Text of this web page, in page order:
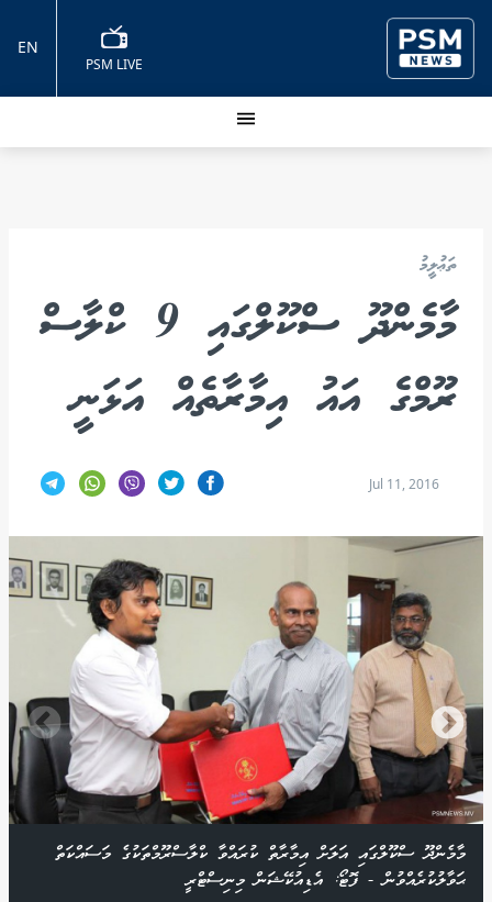
PSM LIVE
EN
ތަޢުލީމު
މާމެންދޫ ސްކޫލްގައި 9 ކްލާސް
ރޫމްގެ އައު އިމާރާތެއް އަޅަނީ
Jul 11, 2016
މާމެންދޫ ސްކޫލްގައި އަލަށް އިމާރާތް ކުރައްވާ ކްލާސްރޫމްތަކުގެ މަސައްކަތް
ޙަވާލުކުރެއްވުން - ފޮޓޯ: އެޑިއުކޭޝަން މިނިސްޓްރީ